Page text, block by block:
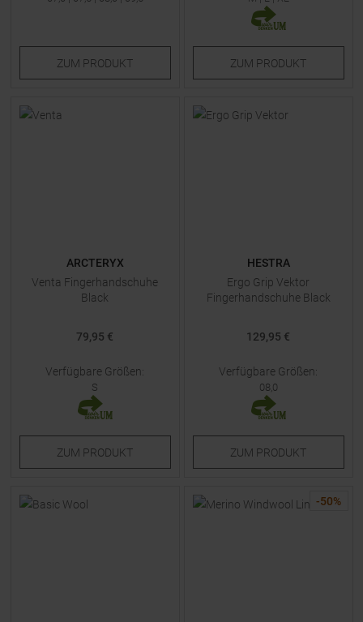
ZUM PRODUKT ZUM PRODUKT
ARCTERYX
Venta Fingerhandschuhe
Black
79,95 €
Verfügbare Größen:
S
ZUM PRODUKT
HESTRA
Ergo Grip Vektor
Fingerhandschuhe Black
129,95 €
Verfügbare Größen:
08,0
ZUM PRODUKT
-50%